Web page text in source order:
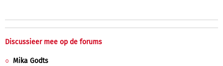
Discussieer mee op de forums
Mika Godts